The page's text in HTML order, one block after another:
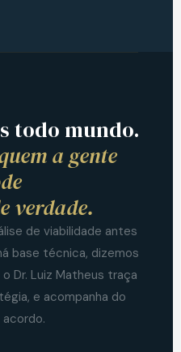
todo mundo.
a gente
verdade.
de viabilidade antes
base técnica, dizemos
Dr. Luiz Matheus traça
e acompanha do
acordo.